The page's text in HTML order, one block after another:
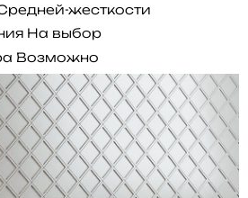
жесткости
На выбор
Возможно